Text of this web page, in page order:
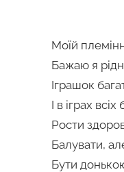
Моїй
Бажаю я
Іграшок
І в іграх
Рости
Балувати,
Бути